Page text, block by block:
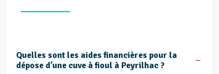
Quelles sont les aides financières pour la
dépose d’une cuve à fioul à Peyrilhac ?